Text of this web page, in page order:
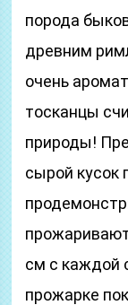
порода
древним
очень
тосканцы
природы!
сырой кусок
см с каждой
прожарке